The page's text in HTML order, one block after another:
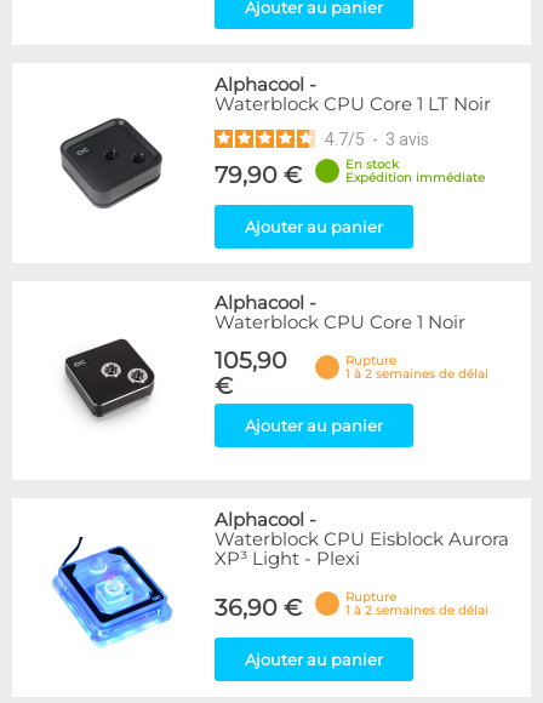
Ajouter au panier
Alphacool -
Waterblock CPU Core 1 LT Noir
4.7/5 - 3 avis
79,90 €
En stock
Expédition immédiate
Ajouter au panier
Alphacool -
Waterblock CPU Core 1 Noir
105,90
€
Rupture
1 à 2 semaines de délai
Ajouter au panier
Alphacool -
Waterblock CPU Eisblock Aurora
XP³ Light - Plexi
36,90 €
Rupture
1 à 2 semaines de délai
Ajouter au panier